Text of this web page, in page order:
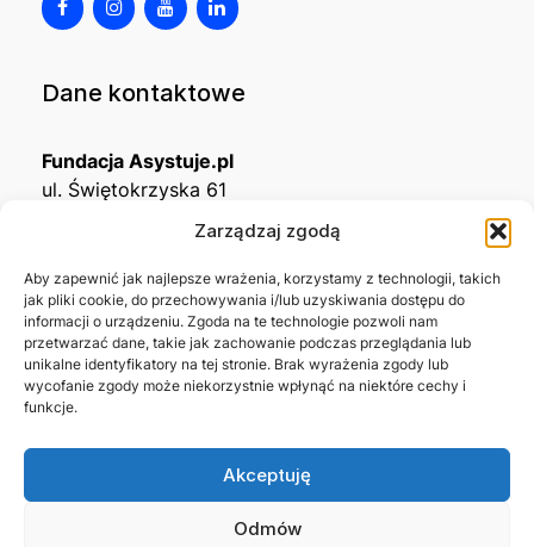
Zarządzaj zgodą
Aby zapewnić jak najlepsze wrażenia, korzystamy z technologii, takich
jak pliki cookie, do przechowywania i/lub uzyskiwania dostępu do
informacji o urządzeniu. Zgoda na te technologie pozwoli nam
przetwarzać dane, takie jak zachowanie podczas przeglądania lub
unikalne identyfikatory na tej stronie. Brak wyrażenia zgody lub
wycofanie zgody może niekorzystnie wpłynąć na niektóre cechy i
funkcje.
Akceptuję
Odmów
Dane kontaktowe
Fundacja Asystuje.pl
ul. Świętokrzyska 61
KRS0001215994
NIP5492488380
REGON543667703
Nr konta bankowego